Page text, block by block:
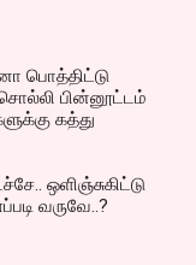
பொத்திட்டு
பின்னூட்டம்
கத்து
ஒளிஞ்சுகிட்டு
வருவே..?